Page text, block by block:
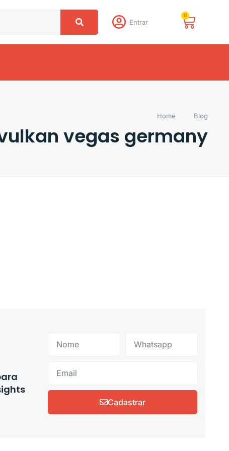
Entrar
0
Home Blog
vegas germany
Cadastrar